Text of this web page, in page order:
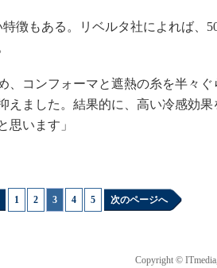
徴もある。リベルタ社によれば、
コンフォーマと遮熱の糸を半々ぐ
えました。結果的に、高い冷感効
思います」
1 2 3 4 5 次のページへ
Copyright ©